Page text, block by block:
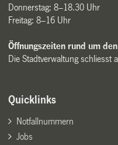
Donnerstag: 8–18.30 Uhr
Freitag: 8–16 Uhr
Öffnungszeiten rund um
Die Stadtverwaltung schliesst
Quicklinks
Notfallnummern
Jobs